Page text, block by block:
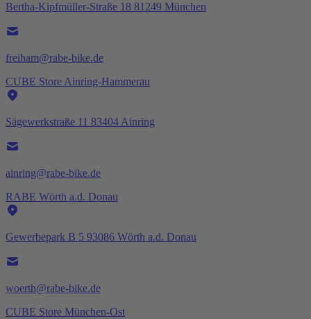
Bertha-Kipfmüller-Straße 18 81249 München
freiham@rabe-bike.de
CUBE Store Ainring-Hammerau
Sägewerkstraße 11 83404 Ainring
ainring@rabe-bike.de
RABE Wörth a.d. Donau
Gewerbepark B 5 93086 Wörth a.d. Donau
woerth@rabe-bike.de
CUBE Store München-Ost